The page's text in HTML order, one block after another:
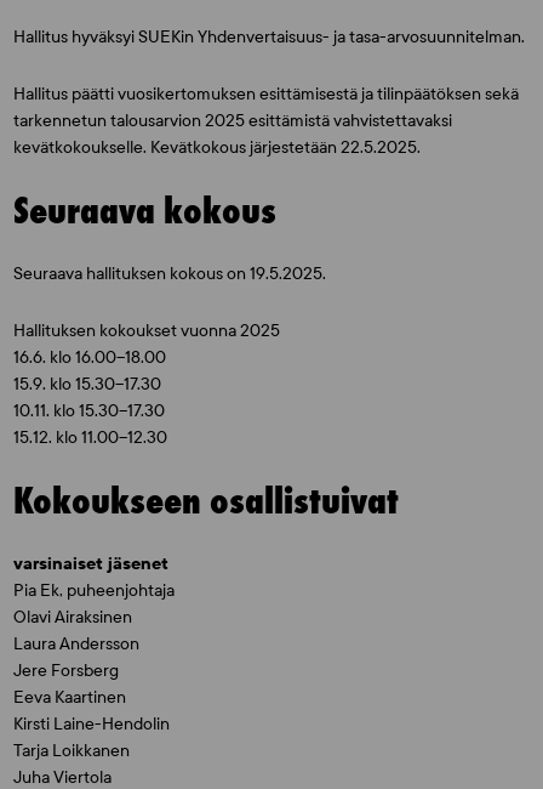
Hallitus hyväksyi SUEKin Yhdenvertaisuus- ja tasa-arvosuunnitelman.
Hallitus päätti vuosikertomuksen esittämisestä ja tilinpäätöksen sekä
tarkennetun talousarvion 2025 esittämistä vahvistettavaksi
kevätkokoukselle. Kevätkokous järjestetään 22.5.2025.
Seuraava kokous
Seuraava hallituksen kokous on 19.5.2025.
Hallituksen kokoukset vuonna 2025
16.6. klo 16.00–18.00
15.9. klo 15.30–17.30
10.11. klo 15.30–17.30
15.12. klo 11.00–12.30
Kokoukseen osallistuivat
varsinaiset jäsenet
Pia Ek, puheenjohtaja
Olavi Airaksinen
Laura Andersson
Jere Forsberg
Eeva Kaartinen
Kirsti Laine-Hendolin
Tarja Loikkanen
Juha Viertola